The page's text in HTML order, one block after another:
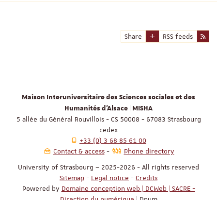
Share RSS feeds
Maison Interuniversitaire des Sciences sociales et des
Humanités d'Alsace | MISHA
5 allée du Général Rouvillois - CS 50008 - 67083 Strasbourg
cedex
+33 (0) 3 68 85 61 00
Contact & access
Phone directory
University of Strasbourg – 2025-2026 - All rights reserved
Sitemap - Legal notice - Credits
Powered by Domaine conception web | DCWeb | SACRE -